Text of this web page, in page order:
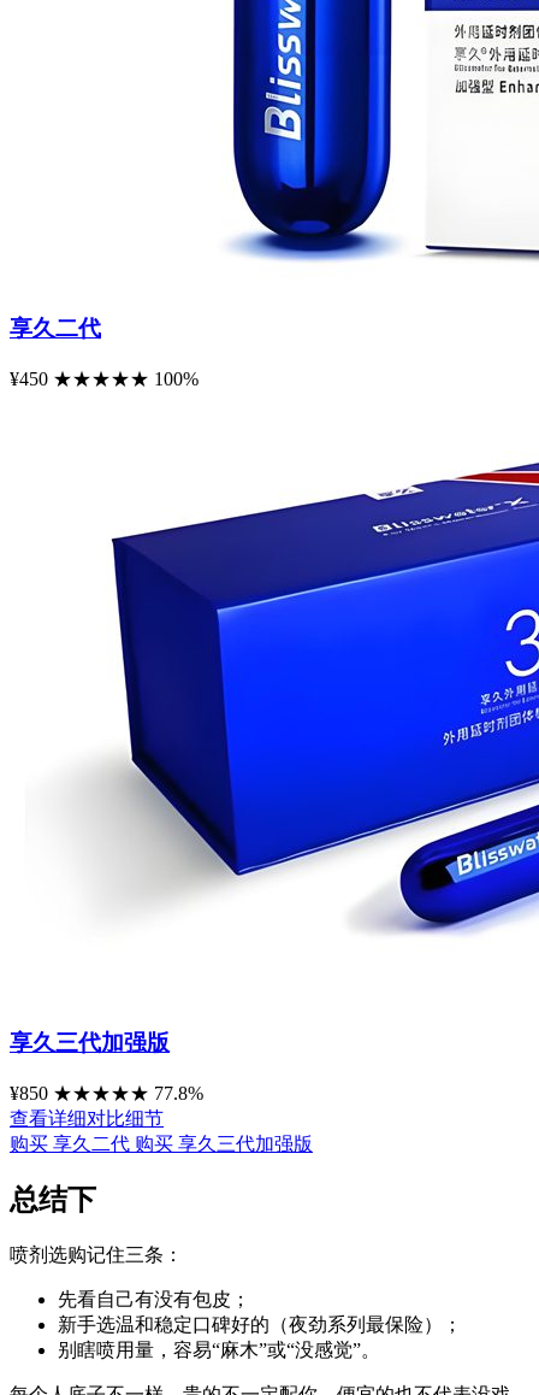
享久二代
¥450 ★★★★★ 100%
享久三代加强版
¥850 ★★★★★ 77.8%
查看详细对比细节
购买 享久二代 购买 享久三代加强版
总结下
喷剂选购记住三条：
先看自己有没有包皮；
新手选温和稳定口碑好的（夜劲系列最保险）；
别瞎喷用量，容易“麻木”或“没感觉”。